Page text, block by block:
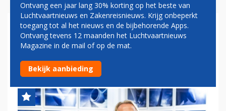
ARJAN KERS: INTERESSE IN
KANTOREN D-REIZEN NIET
ONLOGISCH
Ontvang een jaar lang 30% korting op het beste van
Luchtvaartnieuws en Zakenreisnieuws. Krijg onbeperkt
toegang tot al het nieuws en de bijbehorende Apps.
Ontvang tevens 12 maanden het Luchtvaartnieuws
Magazine in de mail of op de mat.
Bekijk aanbieding